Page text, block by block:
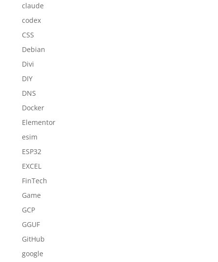
claude
codex
CSS
Debian
Divi
DIY
DNS
Docker
Elementor
esim
ESP32
EXCEL
FinTech
Game
GCP
GGUF
GitHub
google